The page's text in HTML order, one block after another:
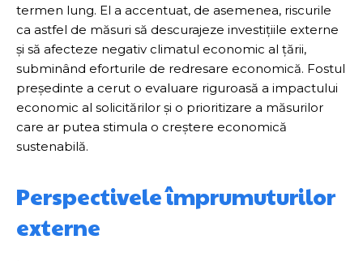
termen lung. El a accentuat, de asemenea, riscurile
ca astfel de măsuri să descurajeze investițiile externe
și să afecteze negativ climatul economic al țării,
subminând eforturile de redresare economică. Fostul
președinte a cerut o evaluare riguroasă a impactului
economic al solicitărilor și o prioritizare a măsurilor
care ar putea stimula o creștere economică
sustenabilă.
Perspectivele împrumuturilor
externe